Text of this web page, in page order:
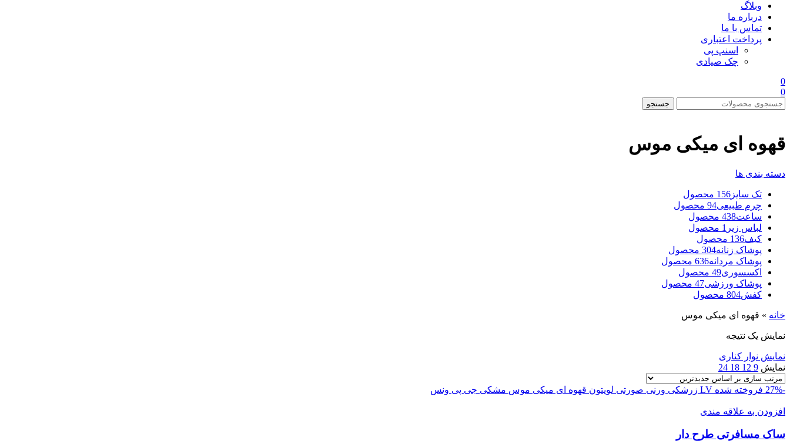
وبلاگ
درباره ما
تماس با ما
پرداخت اعتباری
اسنپ پی
چک صیادی
0
0
جستجو
قهوه ای میکی موس
دسته بندی ها
تک سایز 156 محصول
چرم طبیعی94 محصول
ساعت438 محصول
لباس زیر 1 محصول
کیف136 محصول
پوشاک زنانه304 محصول
پوشاک مردانه636 محصول
اکسسوری49 محصول
پوشاک ورزشی47 محصول
کفش804 محصول
خانه » قهوه ای میکی موس
نمایش یک نتیجه
نمایش نوار کناری
نمایش 9
12
18
24
-27% فروخته شده LV زرشکی ورنی صورتی لویتون قهوه ای میکی موس مشکی جی پی ونس
افزودن به علاقه مندی
ساک مسافرتی طرح دار